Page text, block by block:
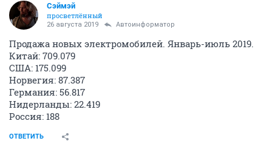
Сэймэй
просветлённый
26 августа 2019 Автоинформатор
Продажа новых электромобилей. Январь-июль 2019.
Китай: 709.079
США: 175.099
Норвегия: 87.387
Германия: 56.817
Нидерланды: 22.419
Россия: 188
ОТВЕТИТЬ